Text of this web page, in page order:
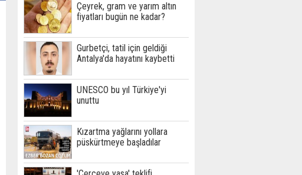
Çeyrek, gram ve yarım altın
fiyatları bugün ne kadar?
Gurbetçi, tatil için geldiği
Antalya'da hayatını kaybetti
UNESCO bu yıl Türkiye'yi
unuttu
Kızartma yağlarını yollara
püskürtmeye başladılar